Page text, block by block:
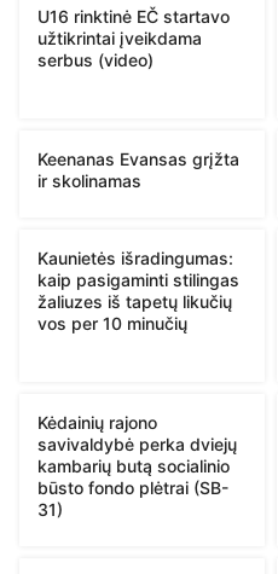
U16 rinktinė EČ startavo
užtikrintai įveikdama
serbus (video)
Keenanas Evansas grįžta
ir skolinamas
Kaunietės išradingumas:
kaip pasigaminti stilingas
žaliuzes iš tapetų likučių
vos per 10 minučių
Kėdainių rajono
savivaldybė perka dviejų
kambarių butą socialinio
būsto fondo plėtrai (SB-
31)